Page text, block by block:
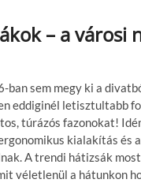
– a városi
ban sem megy ki a
eddiginél letisztultabb
túrázós fazonokat!
kialakítás és
A trendi hátizsák
véletlenül a hátunkon